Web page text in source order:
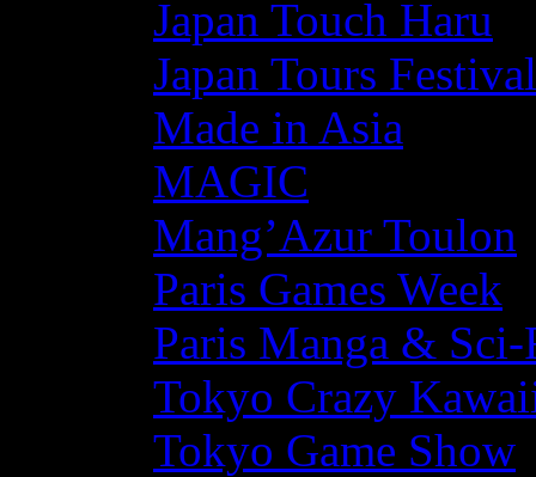
Japan Touch Haru
Japan Tours Festival
Made in Asia
MAGIC
Mang’Azur Toulon
Paris Games Week
Paris Manga &
Tokyo Crazy
Tokyo Game Show